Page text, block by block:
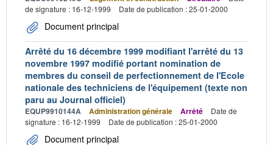
de signature : 16-12-1999
Date de publication : 25-01-2000
Document principal
Arrêté du 16 décembre 1999 modifiant l'arrêté du 13
novembre 1997 modifié portant nomination de
membres du conseil de perfectionnement de l'Ecole
nationale des techniciens de l'équipement (texte non
paru au Journal officiel)
EQUP9910144A Administration générale Arrêté
Date de
signature : 16-12-1999
Date de publication : 25-01-2000
Document principal